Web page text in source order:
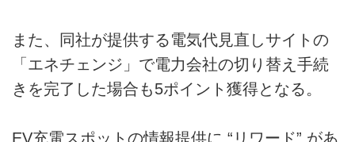
また、同社が提供する電気代見直しサイトの
「エネチェンジ」で電力会社の切り替え手続
きを完了した場合も5ポイント獲得となる。
EV充電スポットの情報提供に “リワード” があ